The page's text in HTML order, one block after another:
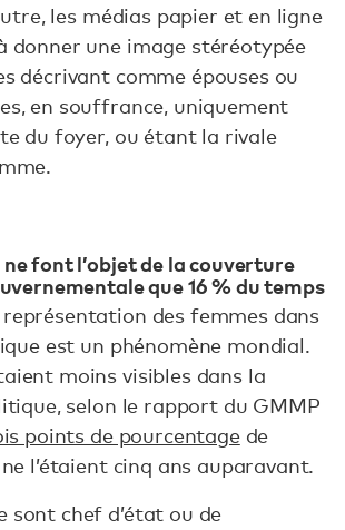
les médias papier et en ligne
donner une image stéréotypée
décrivant comme épouses ou
en souffrance, uniquement
du foyer, ou étant la rivale
font l’objet de la couverture
que 16 % du temps
des femmes dans
est un phénomène mondial.
moins visibles dans la
selon le rapport du GMMP
points de pourcentagede
ne l’étaient cinq ans auparavant.
sont chef d’état ou de